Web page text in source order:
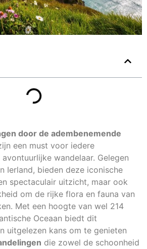
door de adembenemende
een must voor iedere
wandelaar. Gelegen
Ierland, bieden deze iconische
spectaculair uitzicht, maar ook
om de rijke flora en fauna van
Met een hoogte van wel 214
Oceaan biedt dit
uitgelezen kans om te genieten
die zowel de schoonheid